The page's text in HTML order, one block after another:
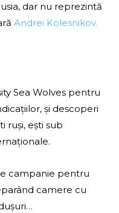
dar nu reprezintă
Andrei Kolesnikov.
Sea Wolves pentru
și descoperi
ruși, ești sub
campanie pentru
camere cu